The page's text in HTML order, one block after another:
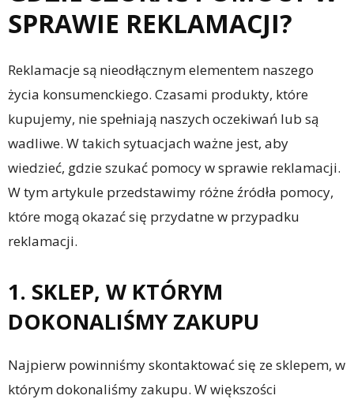
SPRAWIE REKLAMACJI?
Reklamacje są nieodłącznym elementem naszego
życia konsumenckiego. Czasami produkty, które
kupujemy, nie spełniają naszych oczekiwań lub są
wadliwe. W takich sytuacjach ważne jest, aby
wiedzieć, gdzie szukać pomocy w sprawie reklamacji.
W tym artykule przedstawimy różne źródła pomocy,
które mogą okazać się przydatne w przypadku
reklamacji.
1. SKLEP, W KTÓRYM
DOKONALIŚMY ZAKUPU
Najpierw powinniśmy skontaktować się ze sklepem, w
którym dokonaliśmy zakupu. W większości